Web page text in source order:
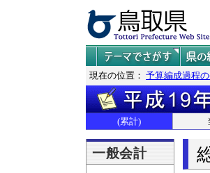
現在の位置： 予算編成過程
(累計)
一般会計